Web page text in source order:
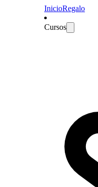
InicioRegalo
Cursos